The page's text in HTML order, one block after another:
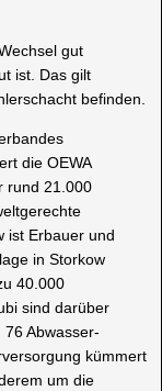
gut
ist. Das gilt
befinden.
die OEWA
rund 21.000
ist Erbauer und
in Storkow
40.000
sind darüber
Abwasser-
kümmert
um die